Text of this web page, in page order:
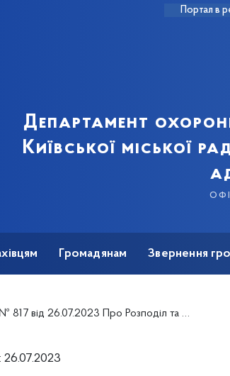
Портал в
Департамент
Київської міської
Громадянам Звернення
та безоплатне постачання (передачу) лікарських засобів для лікування громадян, хворих на муковісцидоз, закуплених за кошти Державного бюджету України на 2023 рік